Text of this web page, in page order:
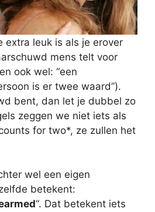
extra leuk is als je erover
mens telt voor
ook wel: “een
is er twee waard”).
bent, dan let je dubbel zo
zeggen we niet iets als
for two*, ze zullen het
wel een eigen
betekent:
“. Dat betekent iets